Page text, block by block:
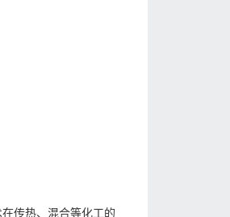
传热、混合等化工的